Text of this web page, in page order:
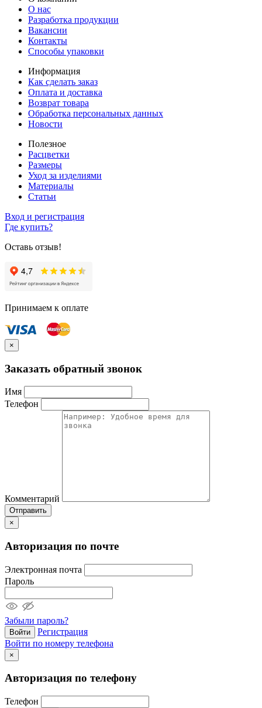
О нас
Разработка продукции
Вакансии
Контакты
Способы упаковки
Информация
Как сделать заказ
Оплата и доставка
Возврат товара
Обработка персональных данных
Новости
Полезное
Расцветки
Размеры
Уход за изделиями
Материалы
Статьи
Вход и регистрация
Где купить?
Оставь отзыв!
Принимаем к оплате
×
Заказать обратный звонок
Имя
Телефон
Комментарий
Отправить
×
Авторизация по почте
Электронная почта
Пароль
Забыли пароль?
Войти
Регистрация
Войти по номеру телефона
×
Авторизация по телефону
Телефон